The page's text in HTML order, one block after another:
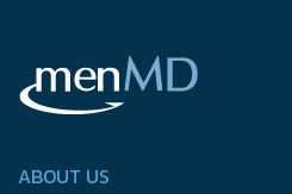
ABOUT US